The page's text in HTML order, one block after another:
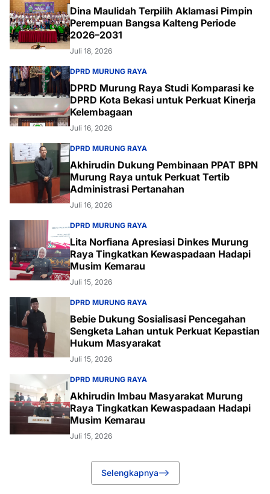
Dina Maulidah Terpilih Aklamasi Pimpin
Perempuan Bangsa Kalteng Periode
2026–2031
Juli 18, 2026
DPRD MURUNG RAYA
DPRD Murung Raya Studi Komparasi ke
DPRD Kota Bekasi untuk Perkuat Kinerja
Kelembagaan
Juli 16, 2026
DPRD MURUNG RAYA
Akhirudin Dukung Pembinaan PPAT BPN
Murung Raya untuk Perkuat Tertib
Administrasi Pertanahan
Juli 16, 2026
DPRD MURUNG RAYA
Lita Norfiana Apresiasi Dinkes Murung
Raya Tingkatkan Kewaspadaan Hadapi
Musim Kemarau
Juli 15, 2026
DPRD MURUNG RAYA
Bebie Dukung Sosialisasi Pencegahan
Sengketa Lahan untuk Perkuat Kepastian
Hukum Masyarakat
Juli 15, 2026
DPRD MURUNG RAYA
Akhirudin Imbau Masyarakat Murung
Raya Tingkatkan Kewaspadaan Hadapi
Musim Kemarau
Juli 15, 2026
Selengkapnya